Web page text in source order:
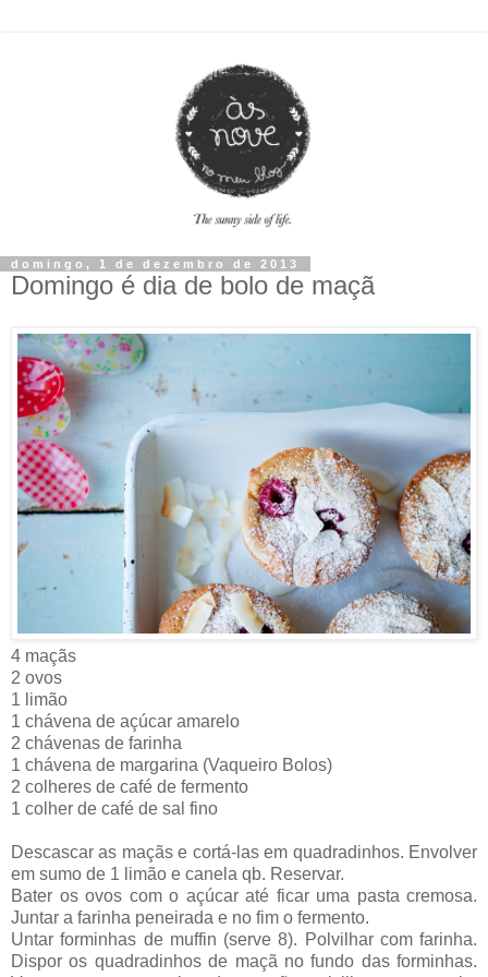
domingo, 1 de dezembro de 2013
Domingo é dia de bolo de maçã
4 maçãs
2 ovos
1 limão
1 chávena de açúcar amarelo
2 chávenas de farinha
1 chávena de margarina (Vaqueiro Bolos)
2 colheres de café de fermento
1 colher de café de sal fino
Descascar as maçãs e cortá-las em quadradinhos. Envolver
em sumo de 1 limão e canela qb. Reservar.
Bater os ovos com o açúcar até ficar uma pasta cremosa.
Juntar a farinha peneirada e no fim o fermento.
Untar forminhas de muffin (serve 8). Polvilhar com farinha.
Dispor os quadradinhos de maçã no fundo das forminhas.